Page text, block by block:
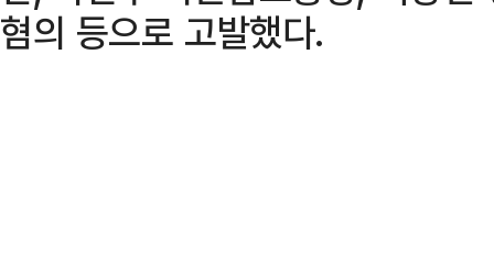
혐의 등으로 고발했다.